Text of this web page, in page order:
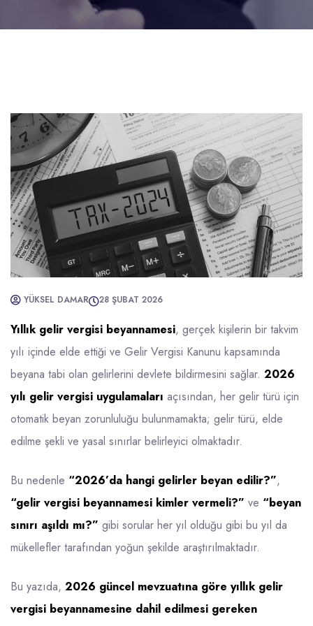
YÜKSEL DAMAR 28 ŞUBAT 2026
Yıllık gelir vergisi beyannamesi, gerçek kişilerin bir takvim
yılı içinde elde ettiği ve Gelir Vergisi Kanunu kapsamında
beyana tabi olan gelirlerini devlete bildirmesini sağlar. 2026
yılı gelir vergisi uygulamaları açısından, her gelir türü için
otomatik beyan zorunluluğu bulunmamakta; gelir türü, elde
edilme şekli ve yasal sınırlar belirleyici olmaktadır.
Bu nedenle “2026’da hangi gelirler beyan edilir?”,
“gelir vergisi beyannamesi kimler vermeli?” ve “beyan
sınırı aşıldı mı?” gibi sorular her yıl olduğu gibi bu yıl da
mükellefler tarafından yoğun şekilde araştırılmaktadır.
Bu yazıda, 2026 güncel mevzuatına göre yıllık gelir
vergisi beyannamesine dahil edilmesi gereken